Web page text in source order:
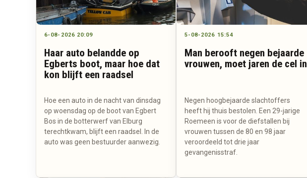
6-08-2026 20:09
Haar auto belandde op
Egberts boot, maar hoe dat
kon blijft een raadsel
Hoe een auto in de nacht van dinsdag
op woensdag op de boot van Egbert
Bos in de botterwerf van Elburg
terechtkwam, blijft een raadsel. In de
auto was geen bestuurder aanwezig.
5-08-2026 15:54
Man berooft negen bejaarde
vrouwen, moet jaren de cel in
Negen hoogbejaarde slachtoffers
heeft hij thuis bestolen. Een 29-jarige
Roemeen is voor de diefstallen bij
vrouwen tussen de 80 en 98 jaar
veroordeeld tot drie jaar
gevangenisstraf.